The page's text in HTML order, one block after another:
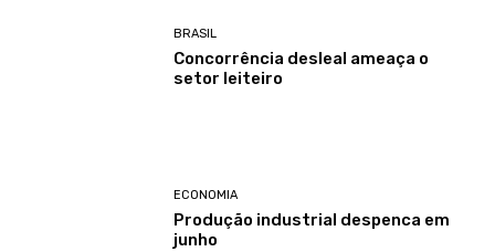
BRASIL
Concorrência desleal ameaça o
setor leiteiro
ECONOMIA
Produção industrial despenca em
junho